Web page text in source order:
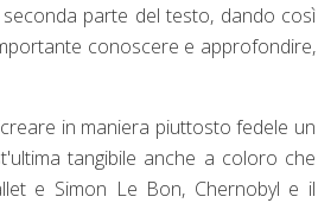
parte del testo, dando così
conoscere e approfondire,
in maniera piuttosto fedele un
tangibile anche a coloro che
e Simon Le Bon, Chernobyl e il